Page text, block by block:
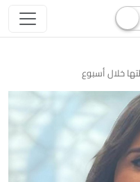
خلال أسبوع